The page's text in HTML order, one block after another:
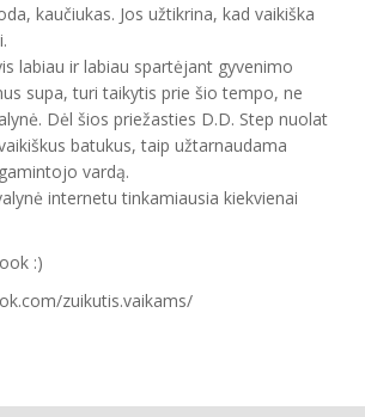
kaučiukas. Jos užtikrina, kad vaikiška
labiau ir labiau spartėjant gyvenimo
supa, turi taikytis prie šio tempo, ne
Dėl šios priežasties D.D. Step nuolat
batukus, taip užtarnaudama
vardą.
internetu tinkamiausia kiekvienai
:)
zuikutis.vaikams/